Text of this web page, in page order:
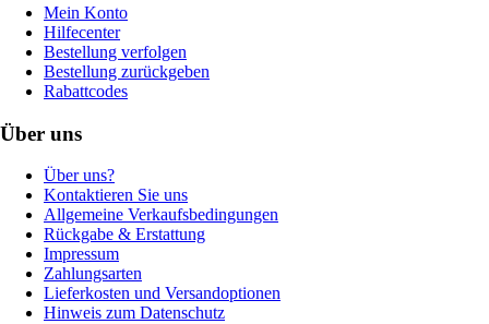
Mein Konto
Hilfecenter
Bestellung verfolgen
Bestellung zurückgeben
Rabattcodes
Über uns
Über uns?
Kontaktieren Sie uns
Allgemeine Verkaufsbedingungen
Rückgabe & Erstattung
Impressum
Zahlungsarten
Lieferkosten und Versandoptionen
Hinweis zum Datenschutz